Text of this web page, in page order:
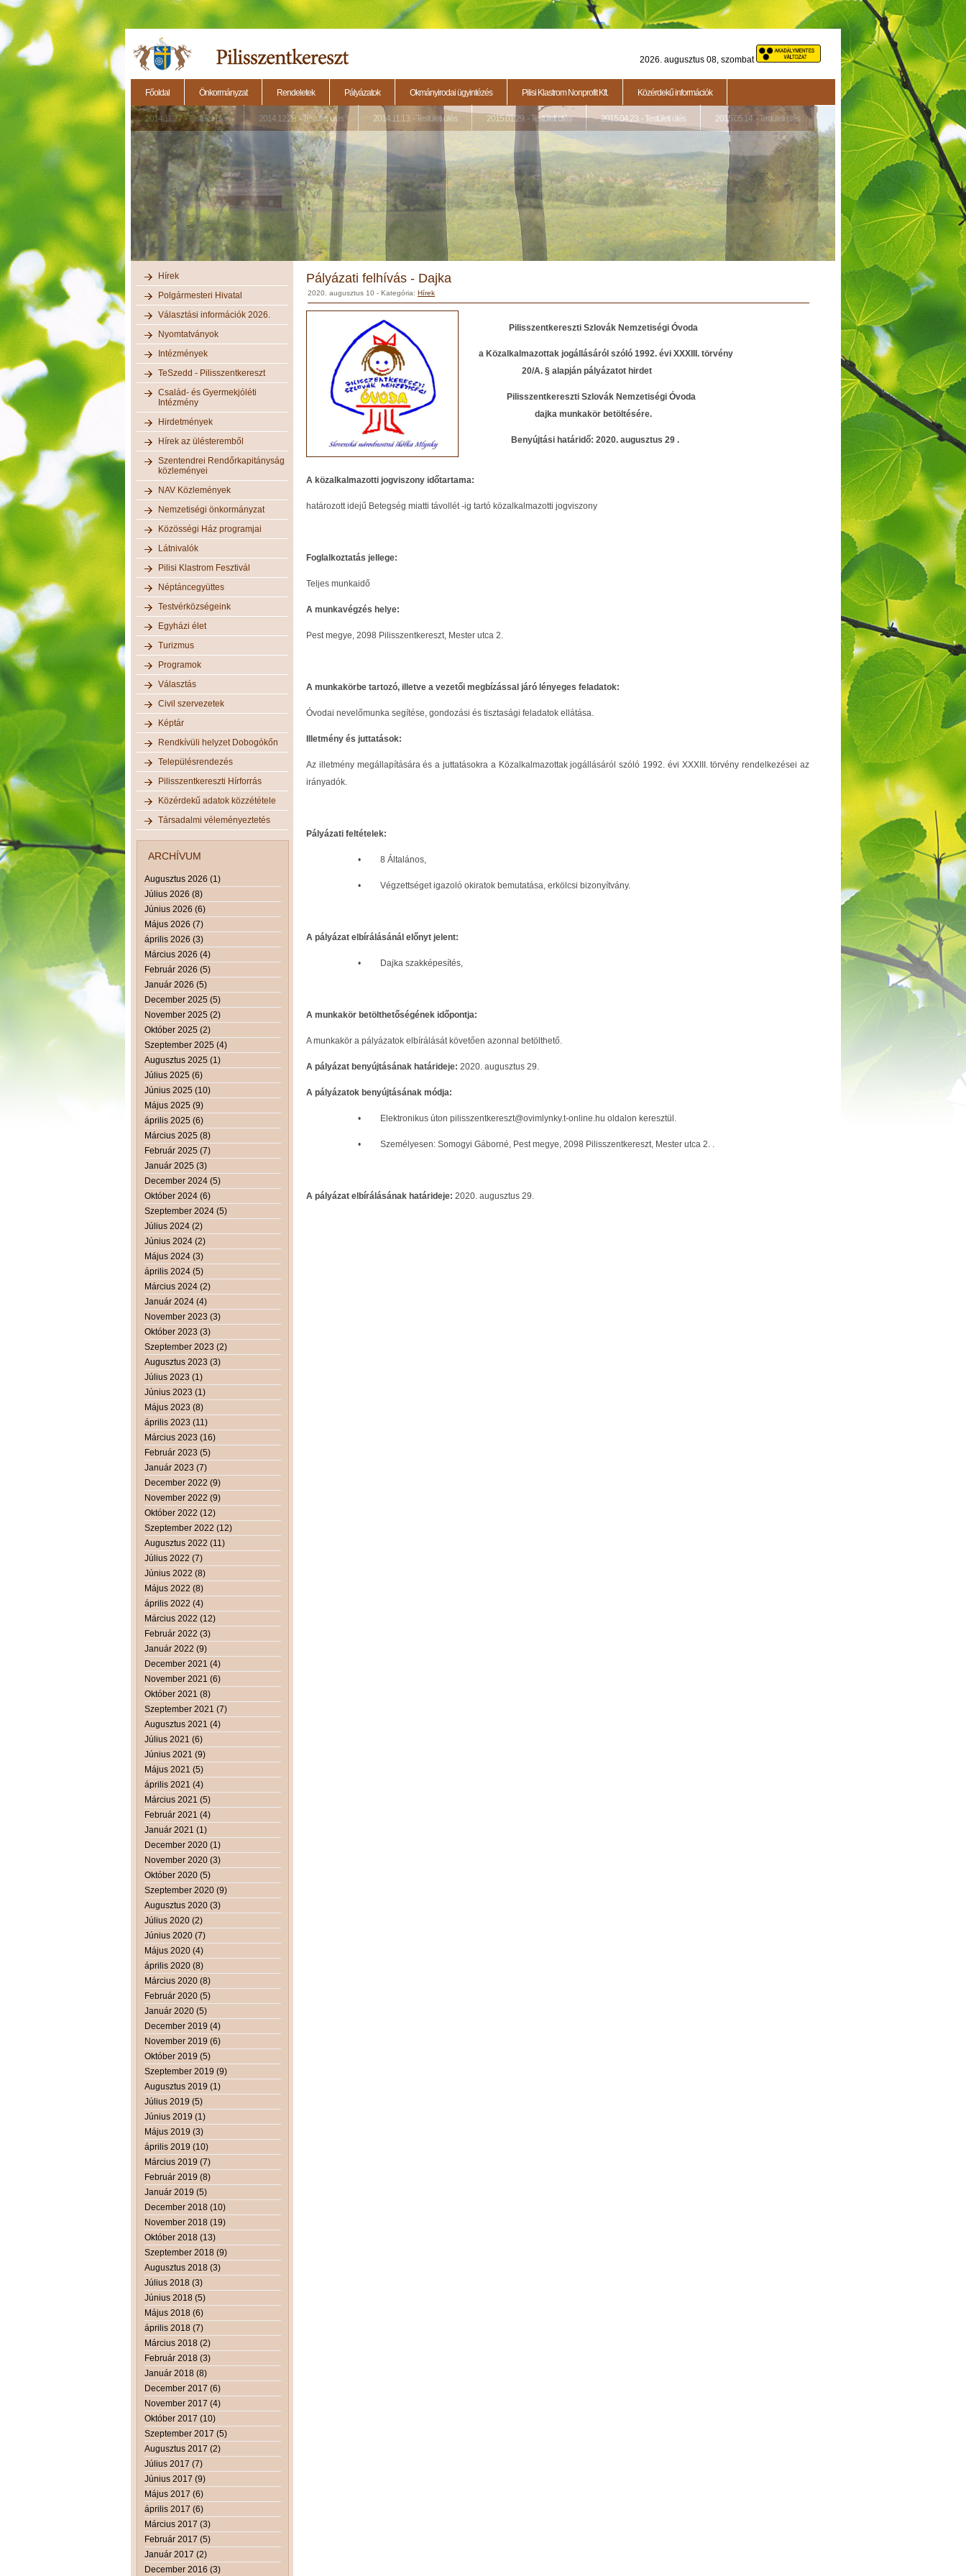
2026. augusztus 08, szombat
Főoldal Önkormányzat Rendeletek Pályázatok Okmányirodai ügyintézés Pilisi Klastrom Nonprofit Kft. Közérdekű információk
2014.11.27. - Testületi ülés 2014.12.28. - Testületi ülés 2014.11.13. - Testületi ülés 2015.01.29. - Testületi ülés 2015.04.23. - Testületi ülés 2015.05.14. - Testületi ülés
Hírek
Polgármesteri Hivatal
Választási információk 2026.
Nyomtatványok
Intézmények
TeSzedd - Pilisszentkereszt
Család- és Gyermekjóléti
Intézmény
Hirdetmények
Hírek az ülésteremből
Szentendrei Rendőrkapitányság
közleményei
NAV Közlemények
Nemzetiségi önkormányzat
Közösségi Ház programjai
Látnivalók
Pilisi Klastrom Fesztivál
Néptáncegyüttes
Testvérközségeink
Egyházi élet
Turizmus
Programok
Választás
Civil szervezetek
Képtár
Rendkívüli helyzet Dobogókőn
Településrendezés
Pilisszentkereszti Hírforrás
Közérdekű adatok közzététele
Társadalmi véleményeztetés
ARCHÍVUM
Augusztus 2026 (1)
Július 2026 (8)
Június 2026 (6)
Május 2026 (7)
április 2026 (3)
Március 2026 (4)
Február 2026 (5)
Január 2026 (5)
December 2025 (5)
November 2025 (2)
Október 2025 (2)
Szeptember 2025 (4)
Augusztus 2025 (1)
Július 2025 (6)
Június 2025 (10)
Május 2025 (9)
április 2025 (6)
Március 2025 (8)
Február 2025 (7)
Január 2025 (3)
December 2024 (5)
Október 2024 (6)
Szeptember 2024 (5)
Július 2024 (2)
Június 2024 (2)
Május 2024 (3)
április 2024 (5)
Március 2024 (2)
Január 2024 (4)
November 2023 (3)
Október 2023 (3)
Szeptember 2023 (2)
Augusztus 2023 (3)
Július 2023 (1)
Június 2023 (1)
Május 2023 (8)
április 2023 (11)
Március 2023 (16)
Február 2023 (5)
Január 2023 (7)
December 2022 (9)
November 2022 (9)
Október 2022 (12)
Szeptember 2022 (12)
Augusztus 2022 (11)
Július 2022 (7)
Június 2022 (8)
Május 2022 (8)
április 2022 (4)
Március 2022 (12)
Február 2022 (3)
Január 2022 (9)
December 2021 (4)
November 2021 (6)
Október 2021 (8)
Szeptember 2021 (7)
Augusztus 2021 (4)
Július 2021 (6)
Június 2021 (9)
Május 2021 (5)
április 2021 (4)
Március 2021 (5)
Február 2021 (4)
Január 2021 (1)
December 2020 (1)
November 2020 (3)
Október 2020 (5)
Szeptember 2020 (9)
Augusztus 2020 (3)
Július 2020 (2)
Június 2020 (7)
Május 2020 (4)
április 2020 (8)
Március 2020 (8)
Február 2020 (5)
Január 2020 (5)
December 2019 (4)
November 2019 (6)
Október 2019 (5)
Szeptember 2019 (9)
Augusztus 2019 (1)
Július 2019 (5)
Június 2019 (1)
Május 2019 (3)
április 2019 (10)
Március 2019 (7)
Február 2019 (8)
Január 2019 (5)
December 2018 (10)
November 2018 (19)
Október 2018 (13)
Szeptember 2018 (9)
Augusztus 2018 (3)
Július 2018 (3)
Június 2018 (5)
Május 2018 (6)
április 2018 (7)
Március 2018 (2)
Február 2018 (3)
Január 2018 (8)
December 2017 (6)
November 2017 (4)
Október 2017 (10)
Szeptember 2017 (5)
Augusztus 2017 (2)
Július 2017 (7)
Június 2017 (9)
Május 2017 (6)
április 2017 (6)
Március 2017 (3)
Február 2017 (5)
Január 2017 (2)
December 2016 (3)
Pályázati felhívás - Dajka
2020. augusztus 10 - Kategória: Hírek
Pilisszentkereszti Szlovák Nemzetiségi Óvoda
a Közalkalmazottak jogállásáról szóló 1992. évi XXXIII. törvény
20/A. § alapján pályázatot hirdet
Pilisszentkereszti Szlovák Nemzetiségi Óvoda
dajka munkakör betöltésére.
Benyújtási határidő: 2020. augusztus 29 .
A közalkalmazotti jogviszony időtartama:
határozott idejű Betegség miatti távollét -ig tartó közalkalmazotti jogviszony
Foglalkoztatás jellege:
Teljes munkaidő
A munkavégzés helye:
Pest megye, 2098 Pilisszentkereszt, Mester utca 2.
A munkakörbe tartozó, illetve a vezetői megbízással járó lényeges feladatok:
Óvodai nevelőmunka segítése, gondozási és tisztasági feladatok ellátása.
Illetmény és juttatások:
Az illetmény megállapítására és a juttatásokra a Közalkalmazottak jogállásáról szóló 1992. évi XXXIII. törvény rendelkezései az
irányadók.
Pályázati feltételek:
• 8 Általános,
• Végzettséget igazoló okiratok bemutatása, erkölcsi bizonyítvány.
A pályázat elbírálásánál előnyt jelent:
• Dajka szakképesítés,
A munkakör betölthetőségének időpontja:
A munkakör a pályázatok elbírálását követően azonnal betölthető.
A pályázat benyújtásának határideje: 2020. augusztus 29.
A pályázatok benyújtásának módja:
• Elektronikus úton pilisszentkereszt@ovimlynky.t-online.hu oldalon keresztül.
• Személyesen: Somogyi Gáborné, Pest megye, 2098 Pilisszentkereszt, Mester utca 2. .
A pályázat elbírálásának határideje: 2020. augusztus 29.